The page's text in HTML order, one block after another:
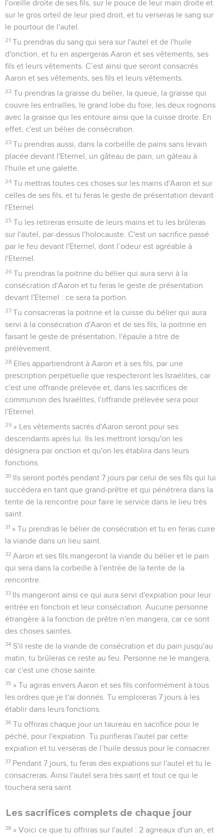
l'oreille droite de ses fils, sur le pouce de leur main droite et
sur le gros orteil de leur pied droit, et tu verseras le sang sur
le pourtour de l'autel.
21 Tu prendras du sang qui sera sur l'autel et de l'huile
d'onction, et tu en aspergeras Aaron et ses vêtements, ses
fils et leurs vêtements. C’est ainsi que seront consacrés
Aaron et ses vêtements, ses fils et leurs vêtements.
22 Tu prendras la graisse du bélier, la queue, la graisse qui
couvre les entrailles, le grand lobe du foie, les deux rognons
avec la graisse qui les entoure ainsi que la cuisse droite. En
effet, c'est un bélier de consécration.
23 Tu prendras aussi, dans la corbeille de pains sans levain
placée devant l'Eternel, un gâteau de pain, un gâteau à
l'huile et une galette.
24 Tu mettras toutes ces choses sur les mains d'Aaron et sur
celles de ses fils, et tu feras le geste de présentation devant
l'Eternel.
25 Tu les retireras ensuite de leurs mains et tu les brûleras
sur l'autel, par-dessus l'holocauste. C'est un sacrifice passé
par le feu devant l'Eternel, dont l’odeur est agréable à
l'Eternel.
26 Tu prendras la poitrine du bélier qui aura servi à la
consécration d'Aaron et tu feras le geste de présentation
devant l'Eternel : ce sera ta portion.
27 Tu consacreras la poitrine et la cuisse du bélier qui aura
servi à la consécration d'Aaron et de ses fils, la poitrine en
faisant le geste de présentation, l'épaule à titre de
prélèvement.
28 Elles appartiendront à Aaron et à ses fils, par une
prescription perpétuelle que respecteront les Israélites, car
c'est une offrande prélevée et, dans les sacrifices de
communion des Israélites, l'offrande prélevée sera pour
l'Eternel.
29 » Les vêtements sacrés d'Aaron seront pour ses
descendants après lui. Ils les mettront lorsqu'on les
désignera par onction et qu'on les établira dans leurs
fonctions.
30 Ils seront portés pendant 7 jours par celui de ses fils qui lui
succédera en tant que grand-prêtre et qui pénétrera dans la
tente de la rencontre pour faire le service dans le lieu très
saint.
31 » Tu prendras le bélier de consécration et tu en feras cuire
la viande dans un lieu saint.
32 Aaron et ses fils mangeront la viande du bélier et le pain
qui sera dans la corbeille à l'entrée de la tente de la
rencontre.
33 Ils mangeront ainsi ce qui aura servi d'expiation pour leur
entrée en fonction et leur consécration. Aucune personne
étrangère à la fonction de prêtre n'en mangera, car ce sont
des choses saintes.
34 S'il reste de la viande de consécration et du pain jusqu'au
matin, tu brûleras ce reste au feu. Personne ne le mangera,
car c'est une chose sainte.
35 » Tu agiras envers Aaron et ses fils conformément à tous
les ordres que je t'ai donnés. Tu emploieras 7 jours à les
établir dans leurs fonctions.
36 Tu offriras chaque jour un taureau en sacrifice pour le
péché, pour l'expiation. Tu purifieras l'autel par cette
expiation et tu verseras de l’huile dessus pour le consacrer.
37 Pendant 7 jours, tu feras des expiations sur l'autel et tu le
consacreras. Ainsi l'autel sera très saint et tout ce qui le
touchera sera saint.
Les sacrifices complets de chaque jour
38 » Voici ce que tu offriras sur l'autel : 2 agneaux d'un an, et